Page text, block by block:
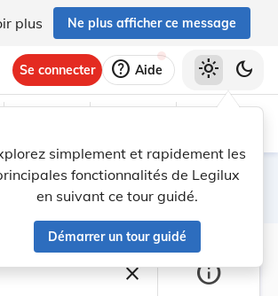
plus Ne plus afficher ce message
Se connecter help Aide
simplement et rapidement les
fonctionnalités de Legilux
en suivant ce tour guidé.
Démarrer un tour guidé
light_mode dark_mode
Lancer la recherche
Filtres
closeFermer la barre
info